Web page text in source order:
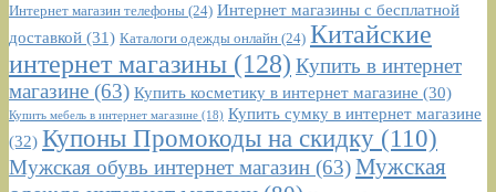
Интернет магазин телефоны (24) Интернет магазины с бесплатной
доставкой (31) Каталоги одежды онлайн (24) Китайские
интернет магазины (128) Купить в интернет
магазине (63) Купить косметику в интернет магазине (30)
Купить мебель в интернет магазине (18) Купить сумку в интернет магазине
(32) Купоны Промокоды на скидку (110)
Мужская обувь интернет магазин (63)Мужская